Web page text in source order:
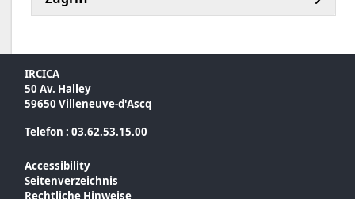
IRCICA
50 Av. Halley
59650 Villeneuve-d'Ascq
Telefon : 03.62.53.15.00
Accessibility
Seitenverzeichnis
Rechtliche Hinweise